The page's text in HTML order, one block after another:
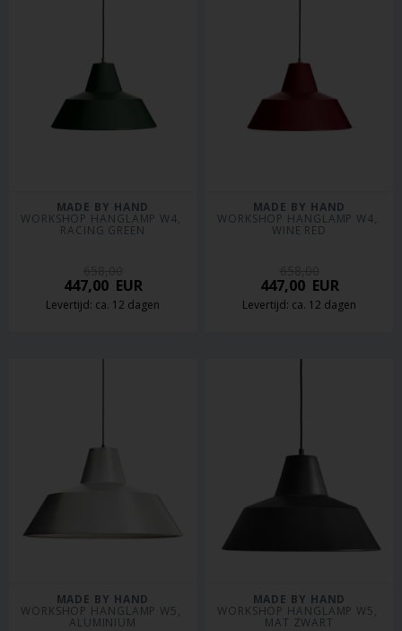
MADE BY HAND
WORKSHOP HANGLAMP W4,
RACING GREEN
447,00EUR
Levertijd: ca. 12 dagen
MADE BY HAND
WORKSHOP HANGLAMP W4,
WINE RED
447,00EUR
Levertijd: ca. 12 dagen
MADE BY HAND
WORKSHOP HANGLAMP W5,
ALUMINIUM
MADE BY HAND
WORKSHOP HANGLAMP W5,
MAT ZWART